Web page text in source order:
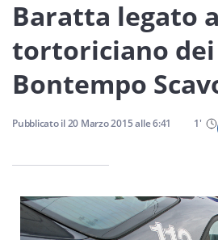
Servizi
nostra newsletter
Iscriviti
Baratta legato
tortoriciano dei
Bontempo
Pubblicato il20 Marzo 2015alle6:41 1'